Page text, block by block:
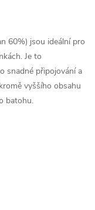
60%) jsou ideální pro
Je to
snadné připojování a
vyššího obsahu
batohu.